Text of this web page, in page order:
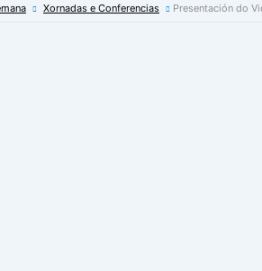
Xornadas e Conferencias Presentación do